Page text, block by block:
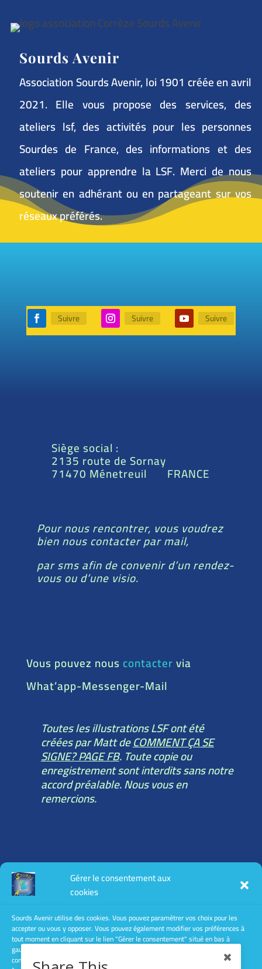
Gérer le consentement aux
cookies
Sourds Avenir utilise des cookies. Vous pouvez paramétrer vos choix pour les
accepter ou vous y opposer. Vous pouvez également modifier vos préférences à
tout moment en cliquant sur le lien "Gérer le consentement" situé en bas à
gauche des pages de ce site. Le fait de ne pas consentir ou de retirer son
consentement peut avoir un effet négatif sur certaines caractéristiques et
Sourds Avenir
Association Sourds Avenir, loi 1901 créée en avril
2021. Elle vous propose des services, des
ateliers lsf, des activités pour les personnes
Sourdes de France, des informations et des
ateliers pour apprendre la LSF. Merci de nous
soutenir en adhérant ou en partageant sur vos
réseaux préférés.
Suivre Suivre Suivre
Siège social :
2135 route de Sornay
71470 Ménetreuil FRANCE
Pour nous rencontrer, vous voudrez
bien nous contacter par mail,
par sms afin de convenir d’un rendez-
vous ou d’une visio.
Vous pouvez nous contactervia
What’app-Messenger-Mail
Toutes les illustrations LSF ont été
créées par Matt deCOMMENT ÇA SE
SIGNE? PAGE FB. Toute copie ou
enregistrement sont interdits sans notre
accord préalable. Nous vous en
remercions.
Toutes les informations légales :
mentions légales
conditions générales de vente
Politique de confidentialité